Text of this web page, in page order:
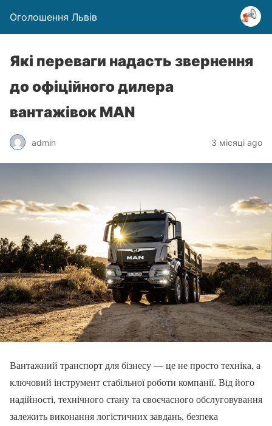
Оголошення Львів
Які переваги надасть звернення
до офіційного дилера
вантажівок MAN
admin 3 місяці ago
Вантажний транспорт для бізнесу — це не просто техніка, а
ключовий інструмент стабільної роботи компанії. Від його
надійності, технічного стану та своєчасного обслуговування
залежить виконання логістичних завдань, безпека